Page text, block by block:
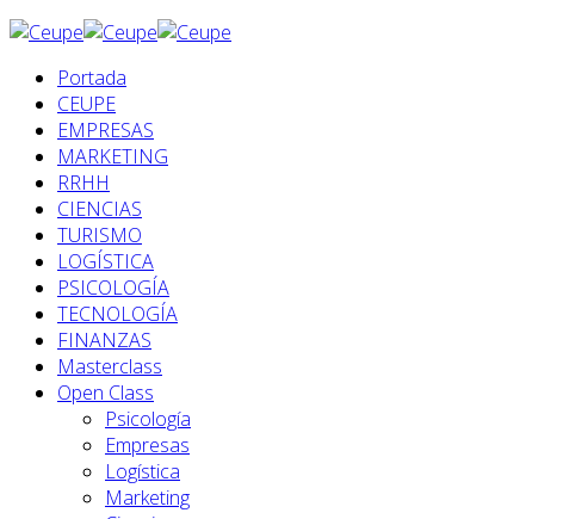
Portada
CEUPE
EMPRESAS
MARKETING
RRHH
CIENCIAS
TURISMO
LOGÍSTICA
PSICOLOGÍA
TECNOLOGÍA
FINANZAS
Masterclass
Open Class
Psicología
Empresas
Logística
Marketing